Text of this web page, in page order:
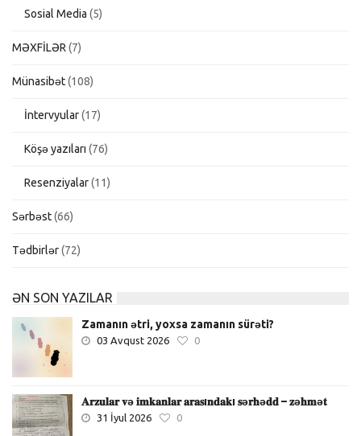
Sosial Media (5)
MƏXFİLƏR (7)
Münasibət(108)
İntervyular(17)
Köşə yazıları (76)
Resenziyalar(11)
Sərbəst(66)
Tədbirlər(72)
ƏN SON YAZILAR
Zamanın ətri, yoxsa zamanın sürəti?
03 Avqust 2026 0
𝐀𝐫𝐳𝐮𝐥𝐚𝐫 𝐯ə 𝐢𝐦𝐤𝐚𝐧𝐥𝐚𝐫 𝐚𝐫𝐚𝐬ı𝐧𝐝𝐚𝐤ı 𝐬ə𝐫𝐡ə𝐝𝐝 – 𝐳ə𝐡𝐦ə𝐭
31 İyul 2026 0